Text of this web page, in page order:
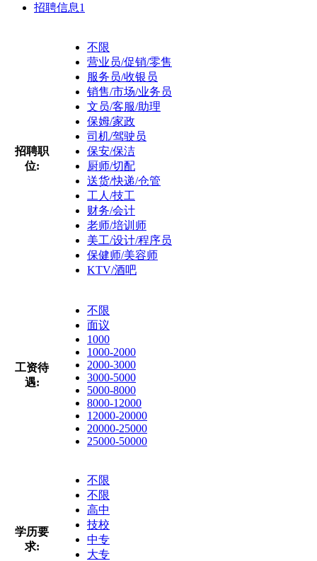
招聘信息1
招聘职
位:
不限
营业员/促销/零售
服务员/收银员
销售/市场/业务员
文员/客服/助理
保姆/家政
司机/驾驶员
保安/保洁
厨师/切配
送货/快递/仓管
工人/技工
财务/会计
老师/培训师
美工/设计/程序员
保健师/美容师
KTV/酒吧
工资待
遇:
不限
面议
1000
1000-2000
2000-3000
3000-5000
5000-8000
8000-12000
12000-20000
20000-25000
25000-50000
学历要
求:
不限
不限
高中
技校
中专
大专